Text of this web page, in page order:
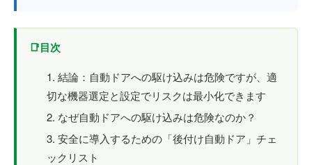
目次
結論：自動ドアへの駆け込みは危険ですが、適
切な機器選定と設定でリスクは最小化できます
なぜ自動ドアへの駆け込みは危険なのか？
安全に導入するための「後付け自動ドア」チェ
ックリスト